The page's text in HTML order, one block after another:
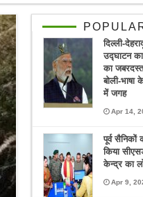
दिल्ली-
उद्घाटन
का
बोली-भाषा
में जगह
Apr 14,
पूर्व सैनिकों
किया
केन्द्र का
Apr 9,